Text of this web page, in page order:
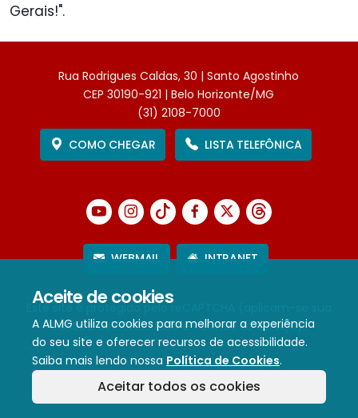
Aceite de cookies
A ALMG utiliza cookies para melhorar a experiência
do seu site e oferecer recursos de acessibilidade.
Saiba mais lendo nossa Política de Cookies.
Aceitar todos os cookies
Gerais!".
Rua Rodrigues Caldas, 30 | Santo Agostinho
CEP 30190-921 | Belo Horizonte/MG
(31) 2108-7000
COMO CHEGAR
LISTA TELEFÔNICA
WEBMAIL INTRANET
Este site é protegido pelo reCAPTCHA (aplicam-se sua
Política de PrivacidadeeTermos de Serviço).
Termos de Uso e Política de Privacidade
Política de cookies